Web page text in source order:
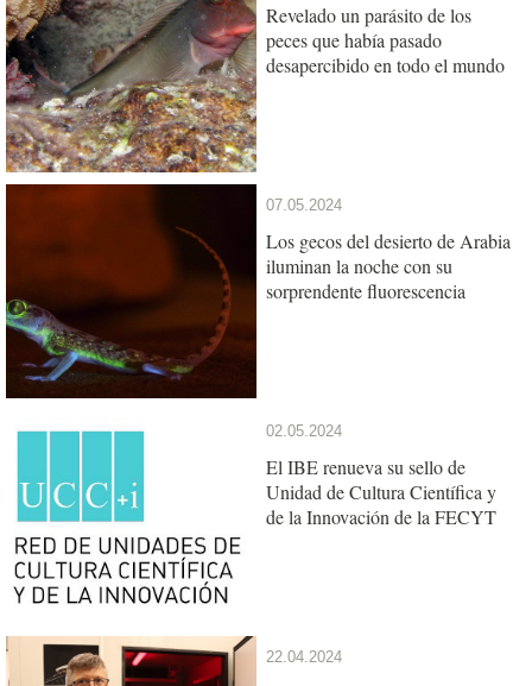
Revelado un parásito de los
peces que había pasado
desapercibido en todo el mundo
07.05.2024
Los gecos del desierto de Arabia
iluminan la noche con su
sorprendente fluorescencia
02.05.2024
El IBE renueva su sello de
Unidad de Cultura Científica y
de la Innovación de la FECYT
22.04.2024